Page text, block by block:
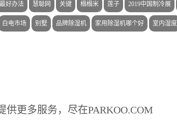
好办法 慧聪网 关键 榻榻米 莲子 2019中国制冷展
白电市场 别墅 品牌除湿机 家用除湿机哪个好 室内湿度
更多服务，尽在PARKOO.COM